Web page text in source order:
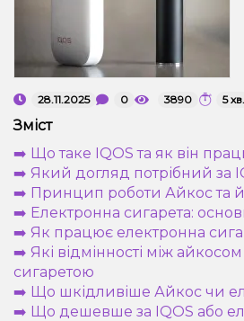
Рідини для електронних сигарет
Подарункові набори
28.11.2025 0 3890 5 хв.
Зміст
➡️ Що таке IQOS та як він
➡️ Який догляд потрібний за
➡️ Принцип роботи Айкос та
➡️ Електронна сигарета:
➡️ Як працює електронна
➡️ Які відмінності між
сигаретою
➡️ Що шкідливіше Айкос чи
➡️ Що дешевше за IQOS або